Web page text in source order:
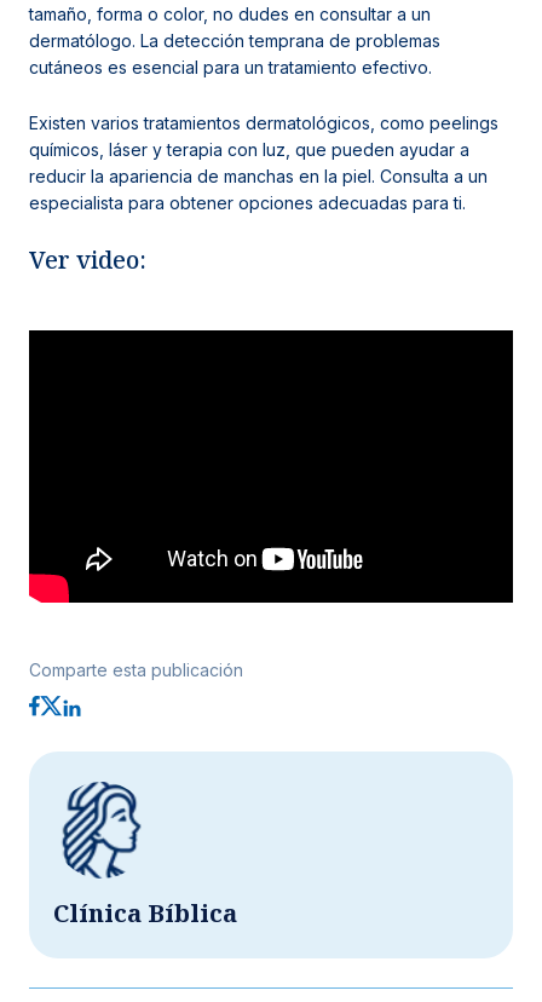
tamaño, forma o color, no dudes en consultar a un
dermatólogo. La detección temprana de problemas
cutáneos es esencial para un tratamiento efectivo.
Existen varios tratamientos dermatológicos, como peelings
químicos, láser y terapia con luz, que pueden ayudar a
reducir la apariencia de manchas en la piel. Consulta a un
especialista para obtener opciones adecuadas para ti.
Ver video:
Comparte esta publicación
Clínica Bíblica